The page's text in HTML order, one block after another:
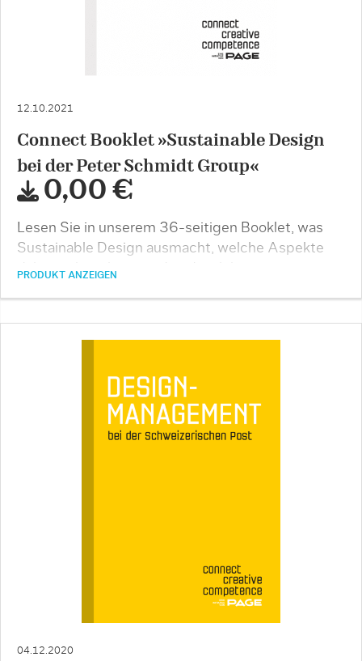
12.10.2021
Connect Booklet »Sustainable Design
bei der Peter Schmidt Group«
0,00 €
Lesen Sie in unserem 36-seitigen Booklet, was
Sustainable Design ausmacht, welche Aspekte
dabei zu beachten sind und welche
PRODUKT ANZEIGEN
04.12.2020